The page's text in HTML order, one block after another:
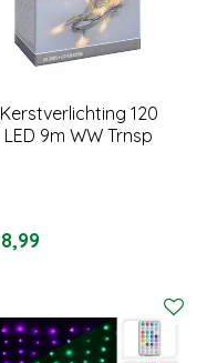
Kerstverlichting 120
LED 9m WW Trnsp
8,99